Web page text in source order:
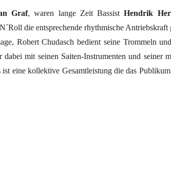
Graf, waren lange Zeit BassistHendrik
die entsprechende rhythmische Antriebskraft
Robert Chudasch bedient seine Trommeln
mit seinen Saiten-Instrumenten und seiner
ist eine kollektive Gesamtleistung die das